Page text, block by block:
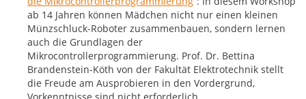
ab 14 Jahren können Mädchen nicht nur einen kleinen
Münzschluck-Roboter zusammenbauen, sondern lernen
auch die Grundlagen der
Mikrocontrollerprogrammierung. Prof. Dr. Bettina
Brandenstein-Köth von der Fakultät Elektrotechnik stellt
die Freude am Ausprobieren in den Vordergrund,